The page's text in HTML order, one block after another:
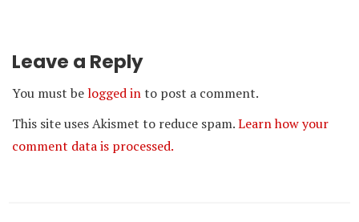
Leave a Reply
You must belogged into post a comment.
This site uses Akismet to reduce spam.Learn how your
comment data is processed.